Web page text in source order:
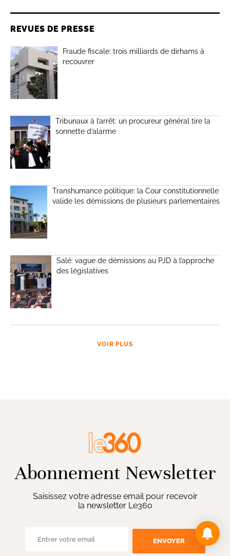
REVUES DE PRESSE
Fraude fiscale: trois milliards de dirhams à
recouvrer
Tribunaux à l’arrêt: un procureur général tire la
sonnette d’alarme
Transhumance politique: la Cour constitutionnelle
valide les démissions de plusieurs parlementaires
Salé: vague de démissions au PJD à l’approche
des législatives
VOIR PLUS
Abonnement Newsletter
Saisissez votre adresse email pour recevoir
la newsletter Le360
ENVOYER